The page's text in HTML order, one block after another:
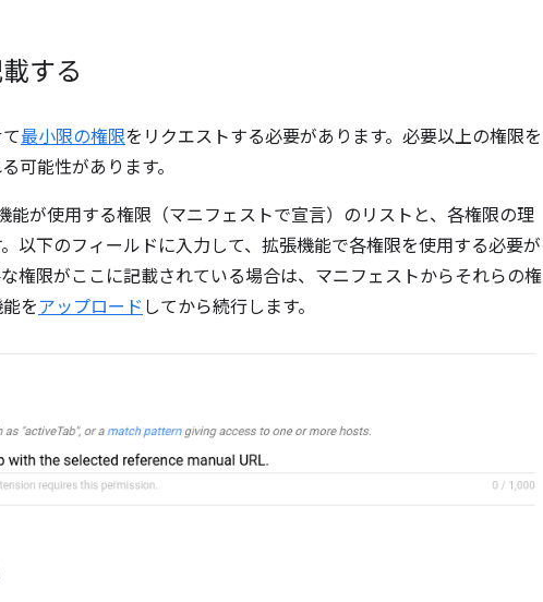
する
最小限の権限をリクエストする必要があります。必要以上の権限を
可能性があります。
能が使用する権限（マニフェストで宣言）のリストと、各権限の理
以下のフィールドに入力して、拡張機能で各権限を使用する必要が
権限がここに記載されている場合は、マニフェストからそれらの権
をアップロード してから続行します。